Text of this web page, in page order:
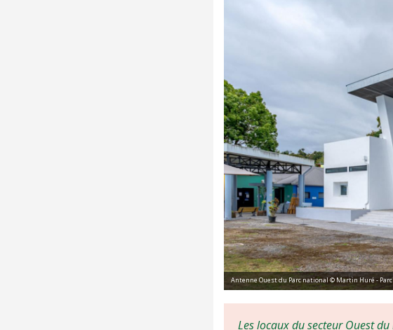
Antenne Ouest du Parc national © Martin Huré -
Les locaux du secteur Ouest